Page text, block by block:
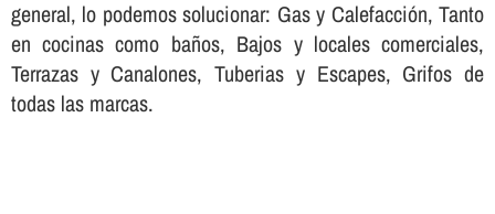
general, lo podemos solucionar: Gas y Calefacción, Tanto
en cocinas como baños, Bajos y locales comerciales,
Terrazas y Canalones, Tuberias y Escapes, Grifos de
todas las marcas.